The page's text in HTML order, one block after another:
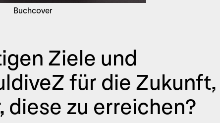
Buchcover
Ziele und
für die Zukunft,
diese zu erreichen?